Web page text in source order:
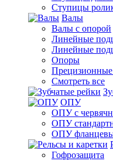
Ступицы
Валы
Валы с опорой
Линейные
Линейные
Опоры
Смотреть все
ОПУ
ОПУ с
ОПУ
ОПУ
Гофрозащита